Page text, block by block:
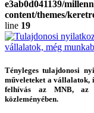
e3ab0d041139/
content/themes/
line 19
Tényleges tulajdonosi
műveleteket a vállalatok,
felhívás az MNB, az
közleményében.